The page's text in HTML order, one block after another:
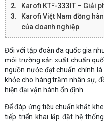
Karofi KTF-333IT – Giải
Karofi Việt Nam đồng
của doanh nghiệp
Đối với tập đoàn đa quốc gia
môi trường sản xuất chuẩn
nguồn nước đạt chuẩn chính
khỏe cho hàng trăm nhân sự,
hiện đại vận hành ổn định.
Để đáp ứng tiêu chuẩn khắt
tiếp triển khai lắp đặt hệ